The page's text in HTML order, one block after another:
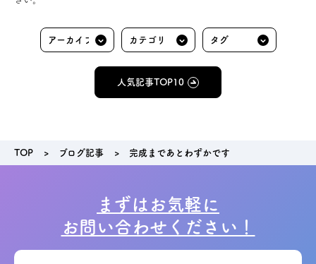
人気記事TOP10
TOP ブログ記事 完成まであとわずかです
まずはお気軽に
お問い合わせください！